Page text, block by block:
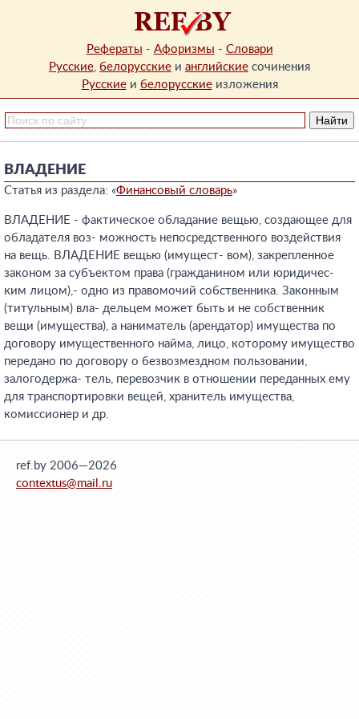
Рефераты - Афоризмы - Словари
Русские, белорусские и английские сочинения
Русскиеи белорусскиеизложения
ВЛАДЕНИЕ
Статья из раздела: «Финансовый словарь»
ВЛАДЕНИЕ - фактическое обладание вещью, создающее для
обладателя воз- можность непосредственного воздействия
на вещь. ВЛАДЕНИЕ вещью (имущест- вом), закрепленное
законом за субъектом права (гражданином или юридичес-
ким лицом),- одно из правомочий собственника. Законным
(титульным) вла- дельцем может быть и не собственник
вещи (имущества), а наниматель (арендатор) имущества по
договору имущественного найма, лицо, которому имущество
передано по договору о безвозмездном пользовании,
залогодержа- тель, перевозчик в отношении переданных ему
для транспортировки вещей, хранитель имущества,
комиссионер и др.
ref.by 2006—2026
contextus@mail.ru